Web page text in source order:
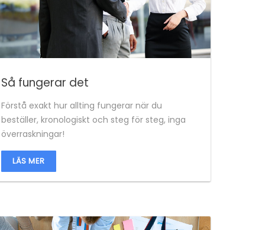
Så fungerar det
Förstå exakt hur allting fungerar när du
beställer, kronologiskt och steg för steg, inga
överraskningar!
LÄS MER